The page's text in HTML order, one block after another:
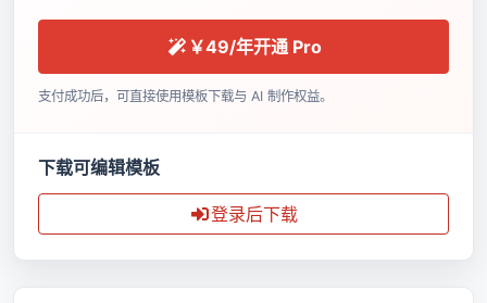
￥49/年开通 Pro
支付成功后，可直接使用模板下载与 AI 制作权益。
下载可编辑模板
登录后下载